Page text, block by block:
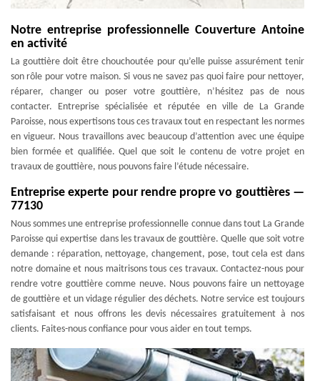
Notre entreprise professionnelle Couverture Antoine
en activité
La gouttière doit être chouchoutée pour qu’elle puisse assurément tenir
son rôle pour votre maison. Si vous ne savez pas quoi faire pour nettoyer,
réparer, changer ou poser votre gouttière, n’hésitez pas de nous
contacter. Entreprise spécialisée et réputée en ville de La Grande
Paroisse, nous expertisons tous ces travaux tout en respectant les normes
en vigueur. Nous travaillons avec beaucoup d’attention avec une équipe
bien formée et qualifiée. Quel que soit le contenu de votre projet en
travaux de gouttière, nous pouvons faire l’étude nécessaire.
Entreprise experte pour rendre propre vo gouttières —
77130
Nous sommes une entreprise professionnelle connue dans tout La Grande
Paroisse qui expertise dans les travaux de gouttière. Quelle que soit votre
demande : réparation, nettoyage, changement, pose, tout cela est dans
notre domaine et nous maitrisons tous ces travaux. Contactez-nous pour
rendre votre gouttière comme neuve. Nous pouvons faire un nettoyage
de gouttière et un vidage régulier des déchets. Notre service est toujours
satisfaisant et nous offrons les devis nécessaires gratuitement à nos
clients. Faites-nous confiance pour vous aider en tout temps.